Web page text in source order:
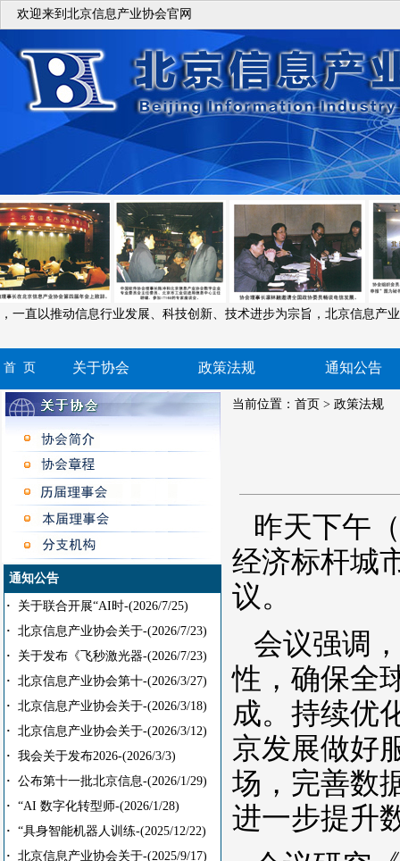
欢迎来到北京信息产业协会官网
直以推动信息行业发展、科技创新、技术进步为宗旨，北京信息产
首 页 关于协会 政策法规 通知公告
通知公告
· 关于联合开展“AI时-(2026/7/25)
· 北京信息产业协会关于-(2026/7/23)
·
关于发布《飞秒激光器-(2026/7/23)
· 北京信息产业协会第十-(2026/3/27)
· 北京信息产业协会关于-(2026/3/18)
· 北京信息产业协会关于-(2026/3/12)
· 我会关于发布2026-(2026/3/3)
· 公布第十一批北京信息-(2026/1/29)
· “AI 数字化转型师-(2026/1/28)
· “具身智能机器人训练-(2025/12/22)
· 北京信息产业协会关于-(2025/9/17)
当前位置： 首页 > 政策法规
昨天下午
经济标杆城
议。
会议强调
性，确保全
成。持续优
京发展做好
场，完善数
进一步提升